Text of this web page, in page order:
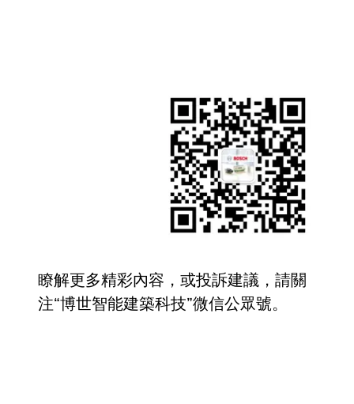
瞭解更多精彩內容，或投訴建議，請關
注“博世智能建築科技”微信公眾號。